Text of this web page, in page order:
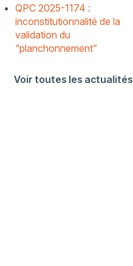
QPC 2025-1174 :
inconstitutionnalité de la
validation du
“planchonnement”
Voir toutes les actualités